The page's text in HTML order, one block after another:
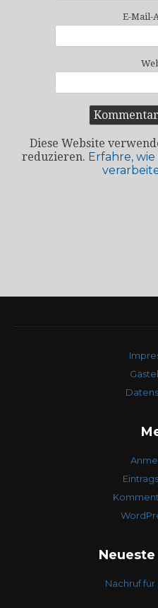
E-Mail-
Diese Website
reduzieren. Erfahre,
Nachruf für